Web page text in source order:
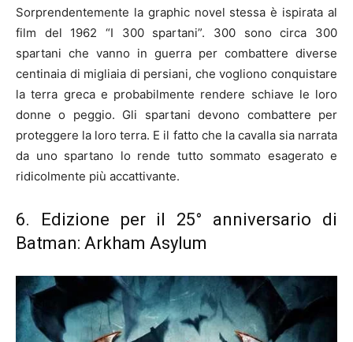
Sorprendentemente la graphic novel stessa è ispirata al
film del 1962 “I 300 spartani”. 300 sono circa 300
spartani che vanno in guerra per combattere diverse
centinaia di migliaia di persiani, che vogliono conquistare
la terra greca e probabilmente rendere schiave le loro
donne o peggio. Gli spartani devono combattere per
proteggere la loro terra. E il fatto che la cavalla sia narrata
da uno spartano lo rende tutto sommato esagerato e
ridicolmente più accattivante.
6. Edizione per il 25° anniversario di
Batman: Arkham Asylum